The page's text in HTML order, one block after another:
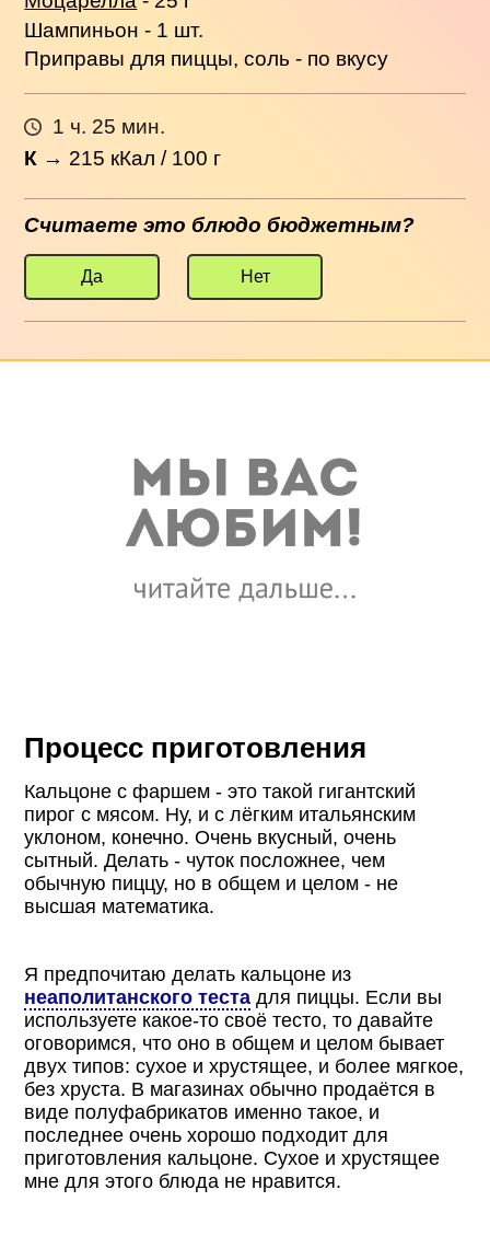
Шампиньон - 1 шт.
Приправы для пиццы, соль - по вкусу
1 ч. 25 мин.
К → 215 кКал / 100 г
Считаете это блюдо бюджетным?
Да Нет
Процесс приготовления
Кальцоне с фаршем - это такой гигантский
пирог с мясом. Ну, и с лёгким итальянским
уклоном, конечно. Очень вкусный, очень
сытный. Делать - чуток посложнее, чем
обычную пиццу, но в общем и целом - не
высшая математика.
Я предпочитаю делать кальцоне из
неаполитанского теста для пиццы. Если вы
используете какое-то своё тесто, то давайте
оговоримся, что оно в общем и целом бывает
двух типов: сухое и хрустящее, и более мягкое,
без хруста. В магазинах обычно продаётся в
виде полуфабрикатов именно такое, и
последнее очень хорошо подходит для
приготовления кальцоне. Сухое и хрустящее
мне для этого блюда не нравится.